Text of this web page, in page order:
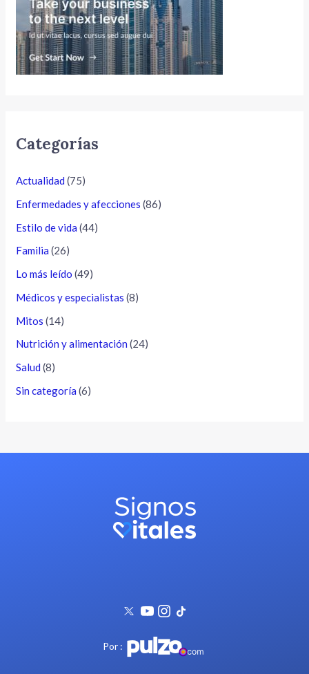
Categorías
Actualidad (75)
Enfermedades y afecciones (86)
Estilo de vida (44)
Familia (26)
Lo más leído (49)
Médicos y especialistas (8)
Mitos (14)
Nutrición y alimentación (24)
Salud (8)
Sin categoría (6)
Por :